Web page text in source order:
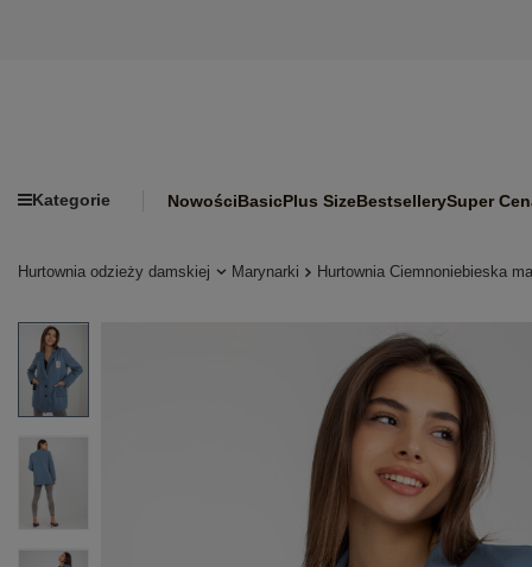
Kategorie NowościBasicPlus SizeBestsellerySuper
Hurtownia odzieży damskiej Marynarki Hurtownia Ciemnoniebieska